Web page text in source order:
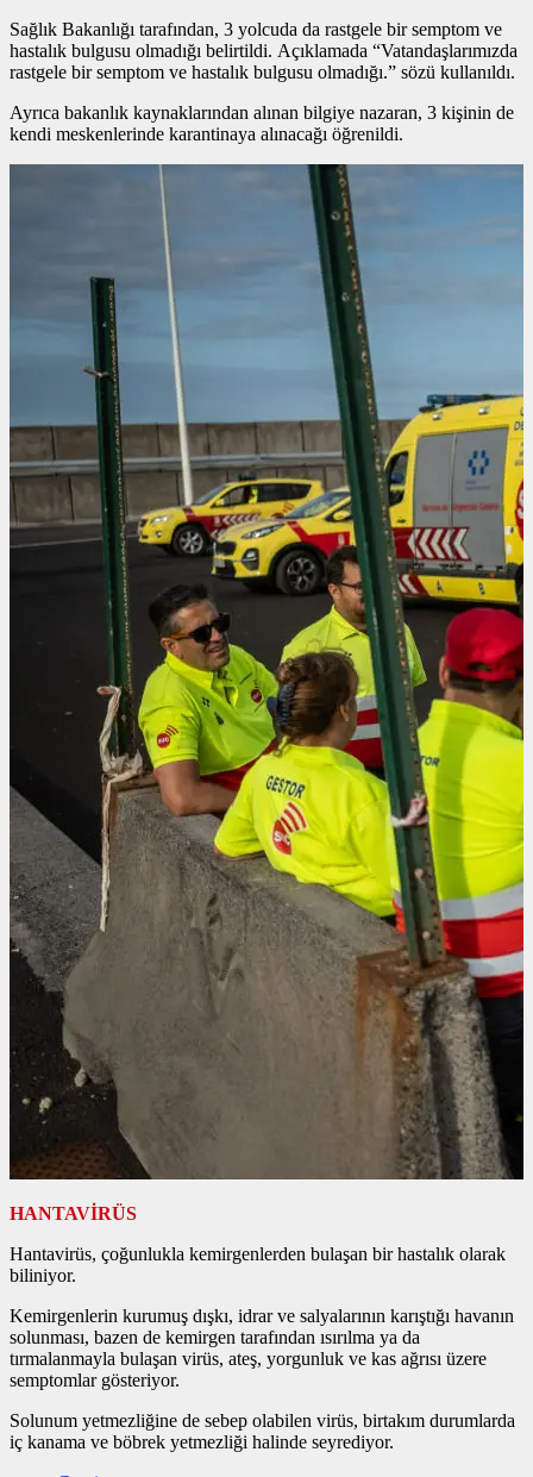
Sağlık Bakanlığı tarafından, 3 yolcuda da rastgele bir semptom ve
hastalık bulgusu olmadığı belirtildi. Açıklamada “Vatandaşlarımızda
rastgele bir semptom ve hastalık bulgusu olmadığı.” sözü kullanıldı.
Ayrıca bakanlık kaynaklarından alınan bilgiye nazaran, 3 kişinin de
kendi meskenlerinde karantinaya alınacağı öğrenildi.
HANTAVİRÜS
Hantavirüs, çoğunlukla kemirgenlerden bulaşan bir hastalık olarak
biliniyor.
Kemirgenlerin kurumuş dışkı, idrar ve salyalarının karıştığı havanın
solunması, bazen de kemirgen tarafından ısırılma ya da
tırmalanmayla bulaşan virüs, ateş, yorgunluk ve kas ağrısı üzere
semptomlar gösteriyor.
Solunum yetmezliğine de sebep olabilen virüs, birtakım durumlarda
iç kanama ve böbrek yetmezliği halinde seyrediyor.